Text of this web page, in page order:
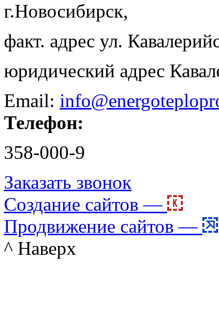
г.Новосибирск,
факт. адрес ул.
юридический адрес
Email:
Телефон:
358-000-9
Заказать звонок
Создание сайтов —
Продвижение сайтов —
^ Наверх